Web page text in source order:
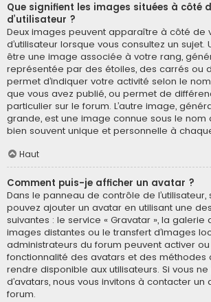
Que signifient les images situées à côté
d’utilisateur ?
Deux images peuvent apparaître à côté de
d’utilisateur lorsque vous consultez un sujet.
être une image associée à votre rang,
représentée par des étoiles, des carrés ou
permet d’indiquer votre activité selon le
que vous avez publié, ou permet de
particulier sur le forum. L’autre image,
grande, est une image connue sous le nom
bien souvent unique et personnelle à
Haut
Comment puis-je afficher un avatar ?
Dans le panneau de contrôle de l’utilisateur,
pouvez ajouter un avatar en utilisant une
suivantes : le service « Gravatar », la galerie
images distantes ou le transfert d’images
administrateurs du forum peuvent activer
fonctionnalité des avatars et des méthodes
rendre disponible aux utilisateurs. Si vous
d’avatars, nous vous invitons à contacter un
forum.